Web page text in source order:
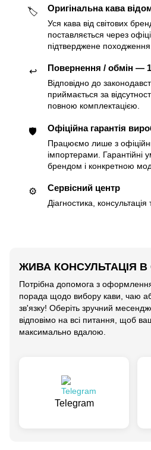
🏷 Оригінальна кава
Уся кава від світових
поставляється через
підтверджене
↩️ Повернення / обмін —
Відповідно до
приймається за
повною комплектацією.
🛡 Офіційна гарантія
Працюємо лише з
імпортерами. Гарантійні
брендом і конкретною
⚙️ Сервісний центр
Діагностика,
ЖИВА КОНСУЛЬТАЦІЯ В
Потрібна допомога з
порада щодо вибору кави, чаю
зв'язку! Оберіть зручний
відповімо на всі питання, щоб
максимально вдалою.
Telegram